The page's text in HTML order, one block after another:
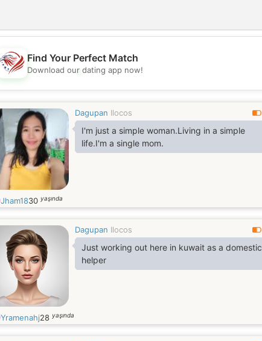
💖
Find Your Perfect Match
Download our dating app now!
Dagupan Ilocos
I'm just a simple woman.Living in a simple
life.I'm a single mom.
Jham1830 yaşında
Dagupan Ilocos
Just working out here in kuwait as a domestic
helper
Yramenahj28 yaşında